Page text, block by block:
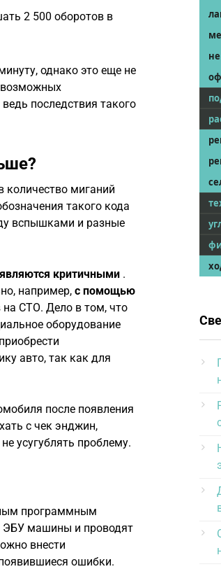
2 500 оборотов в
однако это еще не
возможных
последствия такого
количество миганий
такого кода
вспышками и разные
критичными .
например, с помощью
на СТО. Дело в том, что
оборудование
авто, так как для
после появления
с чек энджин,
усугублять проблему.
программным
ЭБУ машины и проводят
внести
ошибки.